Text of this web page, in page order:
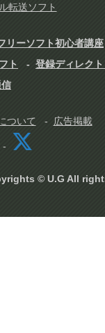
転送ソフト
リーソフト初心者講座
ト
登録ディレク
ついて 広告掲載
© U.G All